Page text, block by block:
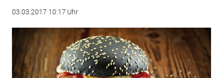
03.03.2017 10:17 Uhr